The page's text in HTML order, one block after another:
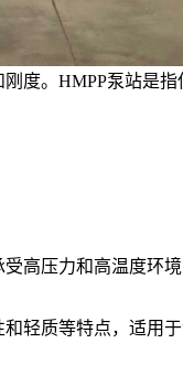
度。HMPP泵站是指
高压力和高温度环
轻质等特点，适用于